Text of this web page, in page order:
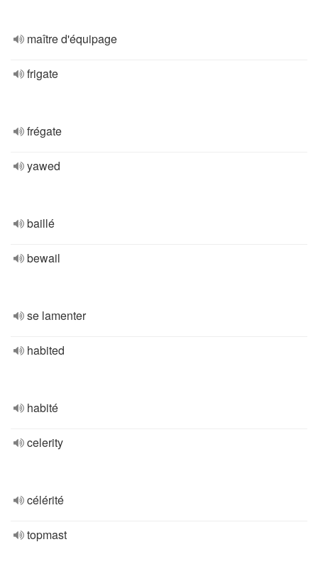
maître d'équipage
frigate
frégate
yawed
baillé
bewail
se lamenter
habited
habité
celerity
célérité
topmast